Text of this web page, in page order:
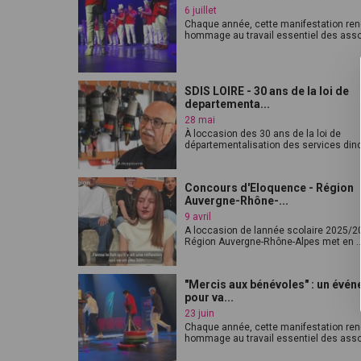
6 juillet
Chaque année, cette manifestation
hommage au travail essentiel des
SDIS LOIRE - 30 ans de la loi de
departementa...
28 mai
À loccasion des 30 ans de la loi de
départementalisation des services
Concours d'Eloquence - Région
Auvergne-Rhône-...
9 avril
A loccasion de lannée scolaire 2025/
Région Auvergne-Rhône-Alpes met en ...
"Mercis aux bénévoles" : un
pour va...
23 juin
Chaque année, cette manifestation
hommage au travail essentiel des